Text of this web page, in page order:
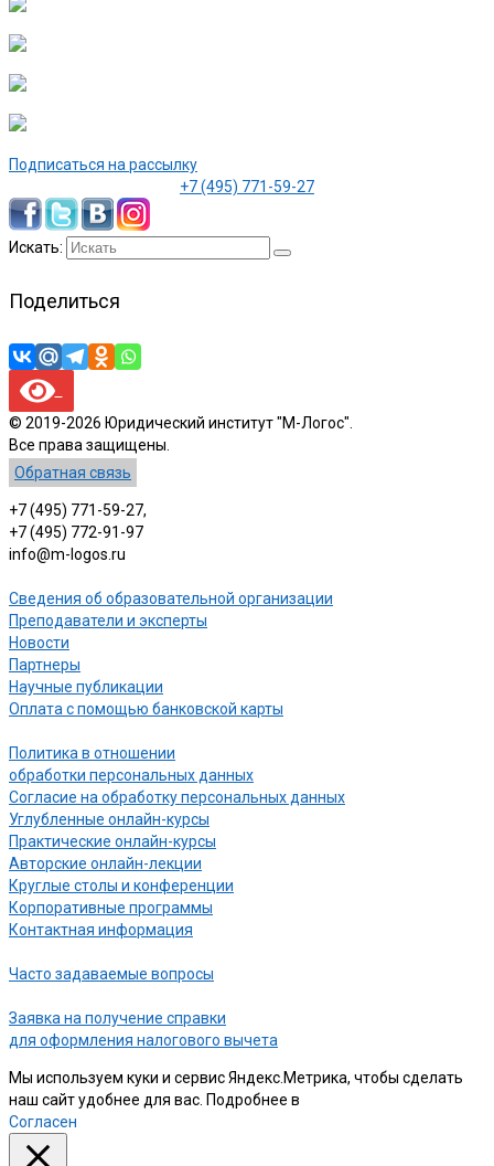
Подписаться на рассылку
+7 (495) 771-59-27
Искать:
Поделиться
© 2019-2026 Юридический институт "М-Логос".
Все права защищены.
Обратная связь
+7 (495) 771-59-27,
+7 (495) 772-91-97
info@m-logos.ru
Сведения об образовательной организации
Преподаватели и эксперты
Новости
Партнеры
Научные публикации
Оплата с помощью банковской карты
Политика в отношении
обработки персональных данных
Согласие на обработку персональных данных
Углубленные онлайн-курсы
Практические онлайн-курсы
Авторские онлайн-лекции
Круглые столы и конференции
Корпоративные программы
Контактная информация
Часто задаваемые вопросы
Заявка на получение справки
для оформления налогового вычета
Мы используем куки и сервис Яндекс.Метрика, чтобы сделать
наш сайт удобнее для вас. Подробнее в
Согласен